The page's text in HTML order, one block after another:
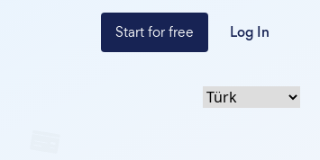
Start for free Log In